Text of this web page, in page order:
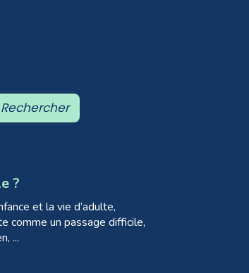
Rechercher
?
et la vie d’adulte,
comme un passage difficile,
...